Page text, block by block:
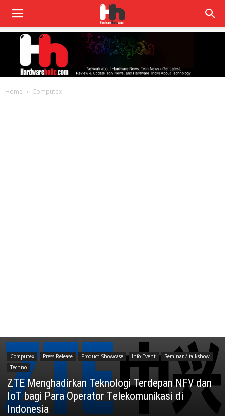
Home Computex
Computex Press Release Product Showcase Info Event
Seminar / talkshow
Techno
ZTE Menghadirkan Teknologi Terdepan NFV dan
IoT bagi Para Operator Telekomunikasi di
Indonesia